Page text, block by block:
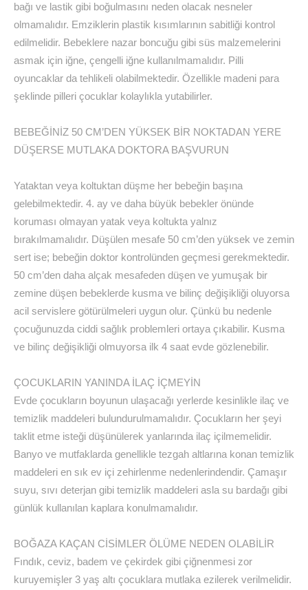
bağı ve lastik gibi boğulmasını neden olacak nesneler
olmamalıdır. Emziklerin plastik kısımlarının sabitliği kontrol
edilmelidir. Bebeklere nazar boncuğu gibi süs malzemelerini
asmak için iğne, çengelli iğne kullanılmamalıdır. Pilli
oyuncaklar da tehlikeli olabilmektedir. Özellikle madeni para
şeklinde pilleri çocuklar kolaylıkla yutabilirler.
BEBEĞİNİZ 50 CM’DEN YÜKSEK BİR NOKTADAN YERE
DÜŞERSE MUTLAKA DOKTORA BAŞVURUN
Yataktan veya koltuktan düşme her bebeğin başına
gelebilmektedir. 4. ay ve daha büyük bebekler önünde
koruması olmayan yatak veya koltukta yalnız
bırakılmamalıdır. Düşülen mesafe 50 cm’den yüksek ve zemin
sert ise; bebeğin doktor kontrolünden geçmesi gerekmektedir.
50 cm’den daha alçak mesafeden düşen ve yumuşak bir
zemine düşen bebeklerde kusma ve bilinç değişikliği oluyorsa
acil servislere götürülmeleri uygun olur. Çünkü bu nedenle
çocuğunuzda ciddi sağlık problemleri ortaya çıkabilir. Kusma
ve bilinç değişikliği olmuyorsa ilk 4 saat evde gözlenebilir.
ÇOCUKLARIN YANINDA İLAÇ İÇMEYİN
Evde çocukların boyunun ulaşacağı yerlerde kesinlikle ilaç ve
temizlik maddeleri bulundurulmamalıdır. Çocukların her şeyi
taklit etme isteği düşünülerek yanlarında ilaç içilmemelidir.
Banyo ve mutfaklarda genellikle tezgah altlarına konan temizlik
maddeleri en sık ev içi zehirlenme nedenlerindendir. Çamaşır
suyu, sıvı deterjan gibi temizlik maddeleri asla su bardağı gibi
günlük kullanılan kaplara konulmamalıdır.
BOĞAZA KAÇAN CİSİMLER ÖLÜME NEDEN OLABİLİR
Fındık, ceviz, badem ve çekirdek gibi çiğnenmesi zor
kuruyemişler 3 yaş altı çocuklara mutlaka ezilerek verilmelidir.